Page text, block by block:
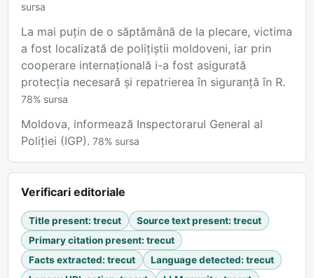
sursa
La mai puțin de o săptămână de la plecare, victima
a fost localizată de polițiștii moldoveni, iar prin
cooperare internațională i-a fost asigurată
protecția necesară și repatrierea în siguranță în R.
78% sursa
Moldova, informează Inspectorarul General al
Poliției (IGP). 78% sursa
Verificari editoriale
Title present: trecut Source text present: trecut
Primary citation present: trecut
Facts extracted: trecut Language detected: trecut